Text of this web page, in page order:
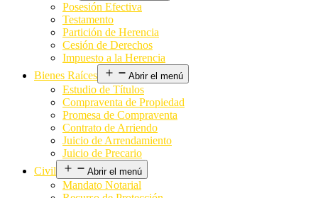
Posesión Efectiva
Testamento
Partición de Herencia
Cesión de Derechos
Impuesto a la Herencia
Bienes Raíces
Abrir el menú
Estudio de Títulos
Compraventa de Propiedad
Promesa de Compraventa
Contrato de Arriendo
Juicio de Arrendamiento
Juicio de Precario
Civil
Abrir el menú
Mandato Notarial